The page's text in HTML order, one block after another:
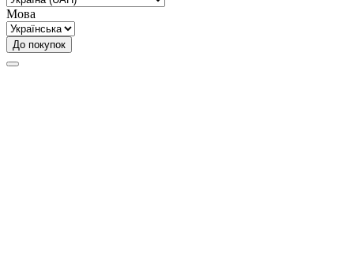
Мова
До покупок